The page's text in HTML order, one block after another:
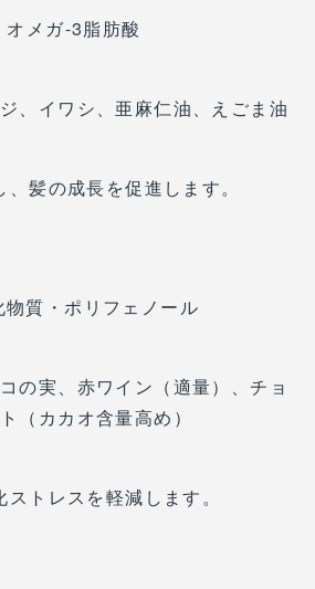
オメガ-3脂肪酸
、イワシ、亜麻仁油、えごま油
髪の成長を促進します。
質・ポリフェノール
の実、赤ワイン（適量）、チョ
（カカオ含量高め）
トレスを軽減します。